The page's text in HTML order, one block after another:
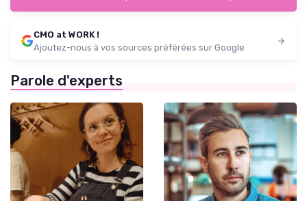
CMO at WORK !
Ajoutez-nous à vos sources préférées sur Google
Parole d'experts